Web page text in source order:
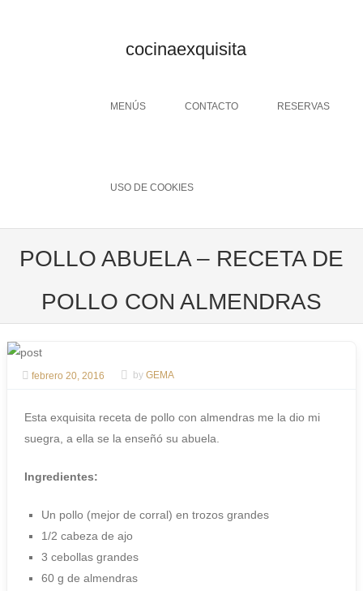
cocinaexquisita
Menu
SKIP TO CONTENT
MENÚS CONTACTO RESERVAS
USO DE COOKIES
POLLO ABUELA – RECETA DE
POLLO CON ALMENDRAS
febrero 20, 2016 by GEMA
Esta exquisita receta de pollo con almendras me la dio mi
suegra, a ella se la enseñó su abuela.
Ingredientes:
Un pollo (mejor de corral) en trozos grandes
1/2 cabeza de ajo
3 cebollas grandes
60 g de almendras